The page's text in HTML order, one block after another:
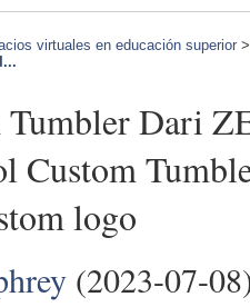
virtuales en educación superior
Tumbler Dari
Custom
logo
(2023-07-